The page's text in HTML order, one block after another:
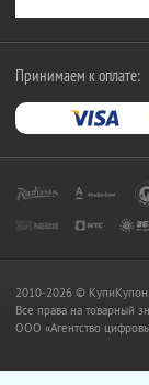
Принимаем к оплате:
2010-2026 ©
Все права на товарный
OOO «Агентство